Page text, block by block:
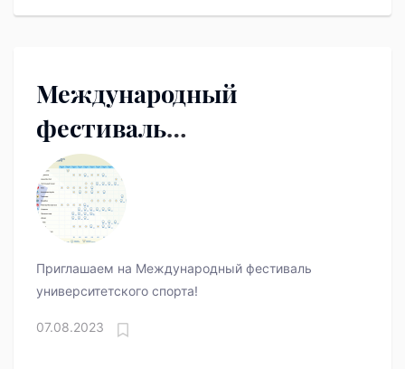
Международный
фестиваль
университетского спорта
— 2023
Приглашаем на Международный фестиваль
университетского спорта!
07.08.2023